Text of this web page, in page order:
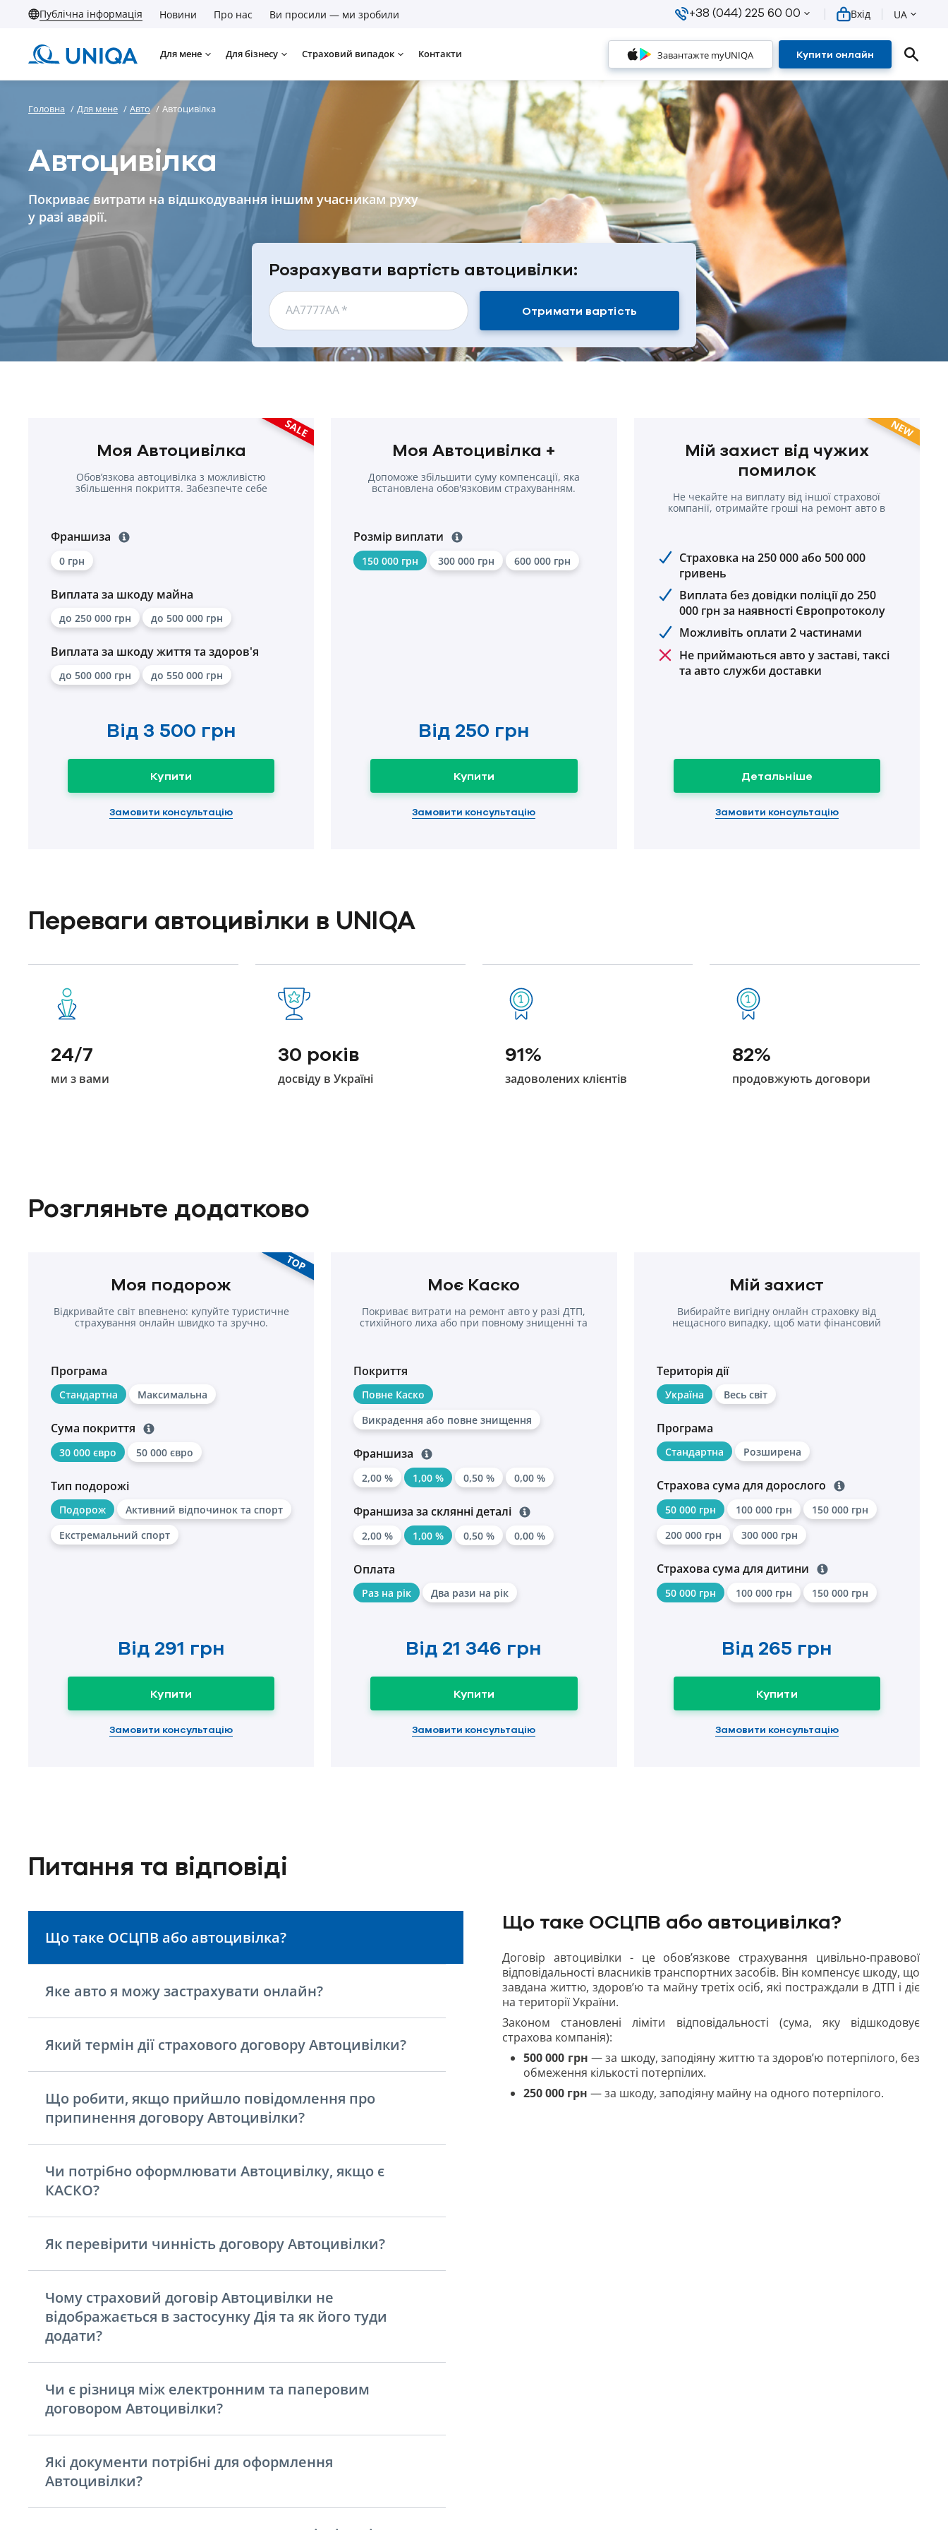
Публічна інформація Новини Про нас Ви просили — ми зробили +38 (044) 225 60 00 Вхід UA
Для мене Для бізнесу Страховий випадок Контакти Завантажте myUNIQA Купити онлайн
Головна / Для мене / Авто / Автоцивілка
Автоцивілка
Покриває витрати на відшкодування іншим учасникам руху
у разі аварії.
Розрахувати вартість автоцивілки:
АА7777АА* Отримати вартість
SALE
Моя Автоцивілка
Обовʼязкова автоцивілка з можливістю
збільшення покриття. Забезпечте себе
Франшиза
0 грн
Виплата за шкоду майна
до 250 000 грн до 500 000 грн
Виплата за шкоду життя та здоров'я
до 500 000 грн до 550 000 грн
Від 3 500 грн
Купити
Замовити консультацію
Моя Автоцивілка +
Допоможе збільшити суму компенсації, яка
встановлена обов'язковим страхуванням.
Розмір виплати
150 000 грн 300 000 грн 600 000 грн
Від 250 грн
Купити
Замовити консультацію
NEW
Мій захист від чужих
помилок
Не чекайте на виплату від іншої страхової
компанії, отримайте гроші на ремонт авто в
Страховка на 250 000 або 500 000
гривень
Виплата без довідки поліції до 250
000 грн за наявності Європротоколу
Можливіть оплати 2 частинами
Не приймаються авто у заставі, таксі
та авто служби доставки
Детальніше
Замовити консультацію
Переваги автоцивілки в UNIQA
24/7
ми з вами
30 років
досвіду в Україні
91%
задоволених клієнтів
82%
продовжують договори
Розгляньте додатково
TOP
Моя подорож
Відкривайте світ впевнено: купуйте туристичне
страхування онлайн швидко та зручно.
Програма
Стандартна Максимальна
Сума покриття
30 000 євро 50 000 євро
Тип подорожі
Подорож
Активний відпочинок та спорт
Екстремальний спорт
Від 291 грн
Купити
Замовити консультацію
Моє Каско
Покриває витрати на ремонт авто у разі ДТП,
стихійного лиха або при повному знищенні та
Покриття
Повне Каско
Викрадення або повне знищення
Франшиза
2,00 % 1,00 % 0,50 % 0,00 %
Франшиза за склянні деталі
2,00 % 1,00 % 0,50 % 0,00 %
Оплата
Раз на рік Два рази на рік
Від 21 346 грн
Купити
Замовити консультацію
Мій захист
Вибирайте вигідну онлайн страховку від
нещасного випадку, щоб мати фінансовий
Територія дії
Україна Весь світ
Програма
Стандартна Розширена
Страхова сума для дорослого
50 000 грн 100 000 грн
150 000 грн
200 000 грн
300 000 грн
Страхова сума для дитини
50 000 грн 100 000 грн 150 000 грн
Від 265 грн
Купити
Замовити консультацію
Питання та відповіді
Що таке ОСЦПВ або автоцивілка?
Яке авто я можу застрахувати онлайн?
Який термін дії страхового договору Автоцивілки?
Що робити, якщо прийшло повідомлення про
припинення договору Автоцивілки?
Чи потрібно оформлювати Автоцивілку, якщо є
КАСКО?
Як перевірити чинність договору Автоцивілки?
Чому страховий договір Автоцивілки не
відображається в застосунку Дія та як його туди
додати?
Чи є різниця між електронним та паперовим
договором Автоцивілки?
Які документи потрібні для оформлення
Автоцивілки?
Що таке ОСЦПВ або автоцивілка?
Договір автоцивілки - це обов’язкове страхування цивільно-правової
відповідальності власників транспортних засобів. Він компенсує шкоду, що
завдана життю, здоров’ю та майну третіх осіб, які постраждали в ДТП і діє
на території України.
Законом становлені ліміти відповідальності (сума, яку відшкодовує
страхова компанія):
500 000 грн — за шкоду, заподіяну життю та здоров’ю потерпілого, без
обмеження кількості потерпілих.
250000 грн — за шкоду, заподіяну майну на одного потерпілого.